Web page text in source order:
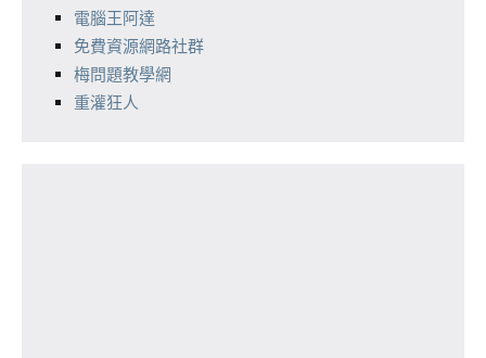
電腦王阿達
免費資源網路社群
梅問題教學網
重灌狂人